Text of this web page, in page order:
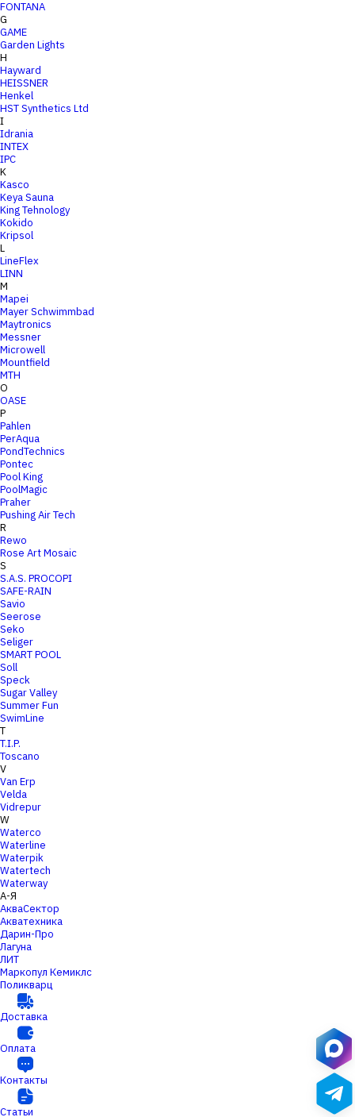
FONTANA
G
GAME
Garden Lights
H
Hayward
HEISSNER
Henkel
HST Synthetics Ltd
I
Idrania
INTEX
IPC
K
Kasco
Keya Sauna
King Tehnology
Kokido
Kripsol
L
LineFlex
LINN
M
Mapei
Mayer Schwimmbad
Maytronics
Messner
Microwell
Mountfield
MTH
O
OASE
P
Pahlen
PerAqua
PondTechnics
Pontec
Pool King
PoolMagic
Praher
Pushing Air Tech
R
Rewo
Rose Art Mosaic
S
S.A.S. PROCOPI
SAFE-RAIN
Savio
Seerose
Seko
Seliger
SMART POOL
Soll
Speck
Sugar Valley
Summer Fun
SwimLine
T
T.I.P.
Toscano
V
Van Erp
Velda
Vidrepur
W
Waterco
Waterline
Waterpik
Watertech
Waterway
А-Я
АкваСектор
Акватехника
Дарин-Про
Лагуна
ЛИТ
Маркопул Кемиклс
Поликварц
Доставка
Оплата
Контакты
Статьи